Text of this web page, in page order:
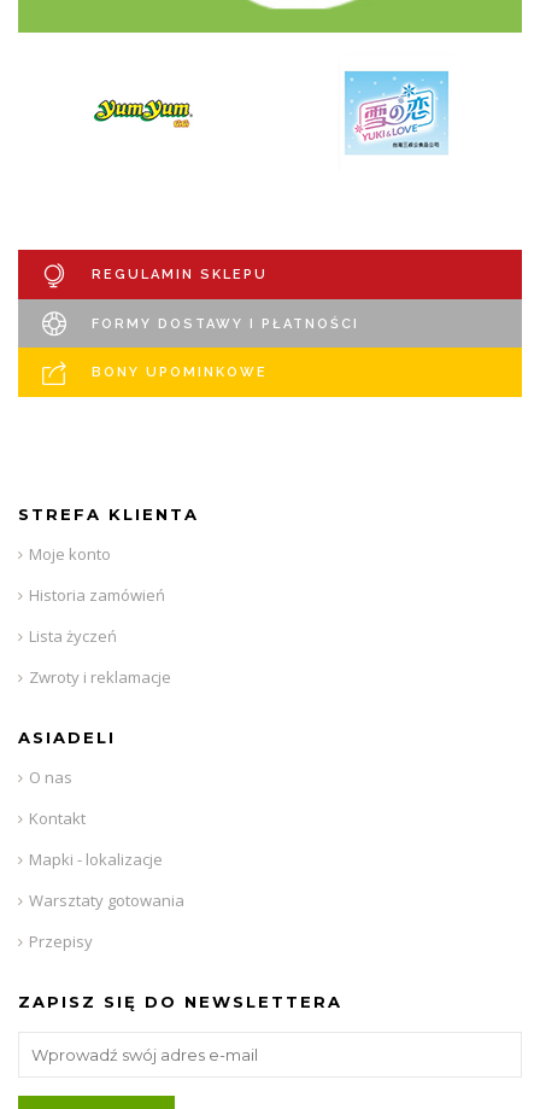
REGULAMIN SKLEPU
FORMY DOSTAWY I PŁATNOŚCI
BONY UPOMINKOWE
STREFA KLIENTA
Moje konto
Historia zamówień
Lista życzeń
Zwroty i reklamacje
ASIADELI
O nas
Kontakt
Mapki - lokalizacje
Warsztaty gotowania
Przepisy
ZAPISZ SIĘ DO NEWSLETTERA